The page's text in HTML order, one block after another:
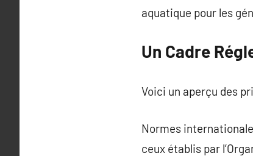
aquatique pour les
Un Cadre
Voici un aperçu des
Normes
ceux établis par